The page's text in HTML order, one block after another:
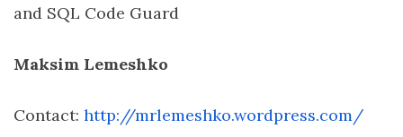
and SQL Code Guard
Maksim Lemeshko
Contact: http://mrlemeshko.wordpress.com/